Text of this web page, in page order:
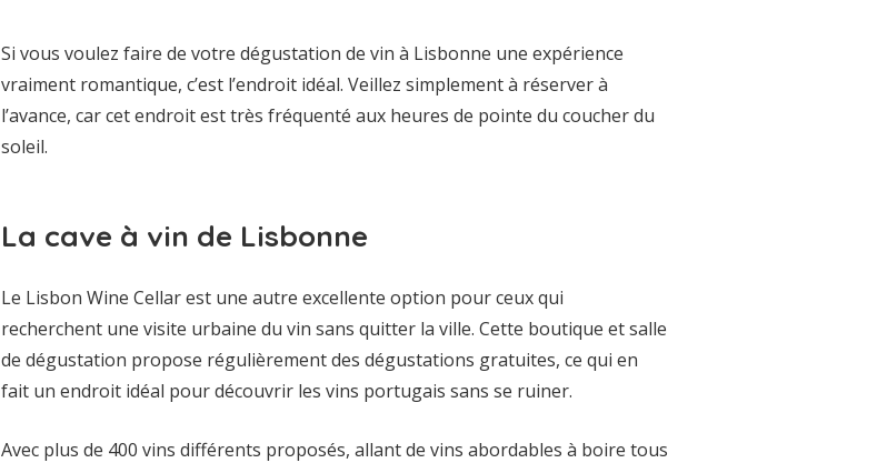
Si vous voulez faire de votre dégustation de vin à Lisbonne une expérience
vraiment romantique, c’est l’endroit idéal. Veillez simplement à réserver à
l’avance, car cet endroit est très fréquenté aux heures de pointe du coucher du
soleil.
La cave à vin de Lisbonne
Le Lisbon Wine Cellar est une autre excellente option pour ceux qui
recherchent une visite urbaine du vin sans quitter la ville. Cette boutique et salle
de dégustation propose régulièrement des dégustations gratuites, ce qui en
fait un endroit idéal pour découvrir les vins portugais sans se ruiner.
Avec plus de 400 vins différents proposés, allant de vins abordables à boire tous